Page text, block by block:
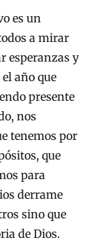
es un
a mirar
esperanzas y
año que
presente
nos
tenemos por
que
para
derrame
sino que
de Dios.